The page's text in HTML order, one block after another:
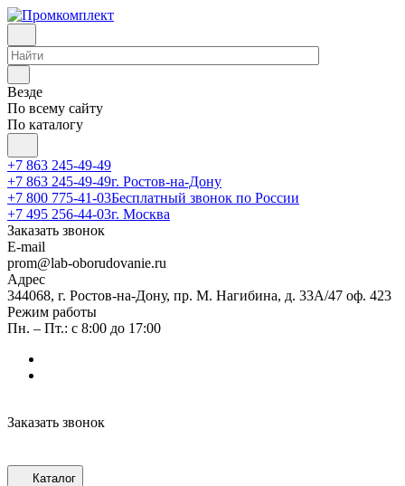
Везде
По всему сайту
По каталогу
+7 863 245-49-49
+7 863 245-49-49г. Ростов-на-Дону
+7 800 775-41-03Бесплатный звонок по России
+7 495 256-44-03г. Москва
Заказать звонок
E-mail
prom@lab-oborudovanie.ru
Адрес
344068, г. Ростов-на-Дону, пр. М. Нагибина, д. 33А/47 оф. 423
Режим работы
Пн. – Пт.: с 8:00 до 17:00
Заказать звонок
Каталог